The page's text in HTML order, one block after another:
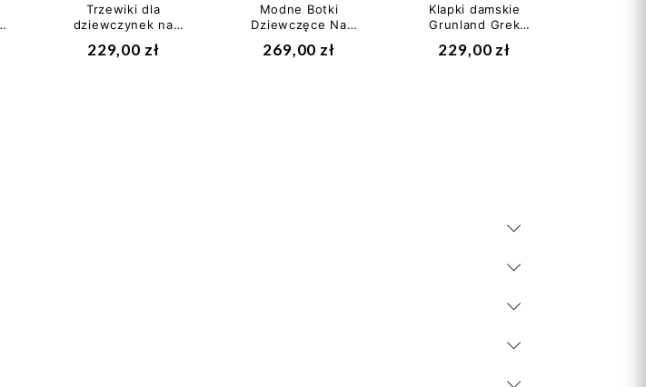
Trzewiki dla
dziewczynek na
2601B-1 (II
229,00 zł
Modne Botki
Dziewczęce Na
24443/sz/1rl
269,00 zł
Klapki damskie
Grunland Grek
wygodne klapki
229,00 zł